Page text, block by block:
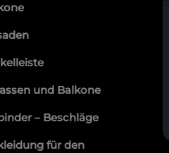
und Balkone
– Beschläge
für den